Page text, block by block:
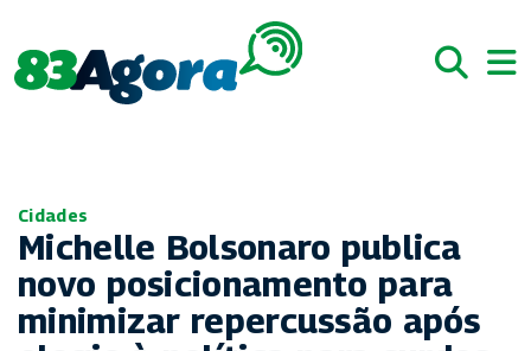
Cidades
Michelle Bolsonaro publica
novo posicionamento para
minimizar repercussão após